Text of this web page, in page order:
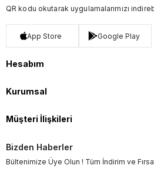
QR kodu okutarak uygulamalarımızı
App Store Google Play
Hesabım
Kurumsal
Müşteri İlişkileri
Bizden Haberler
Bültenimize Üye Olun ! Tüm İndirim ve